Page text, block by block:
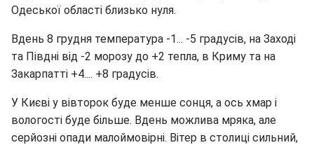
Одеської області близько нуля.
Вдень 8 грудня температура -1... -5 градусів, на Заході
та Півдні від -2 морозу до +2 тепла, в Криму та на
Закарпатті +4.... +8 градусів.
У Києві у вівторок буде менше сонця, а ось хмар і
вологості буде більше. Вдень можлива мряка, але
серйозні опади малоймовірні. Вітер в столиці сильний,